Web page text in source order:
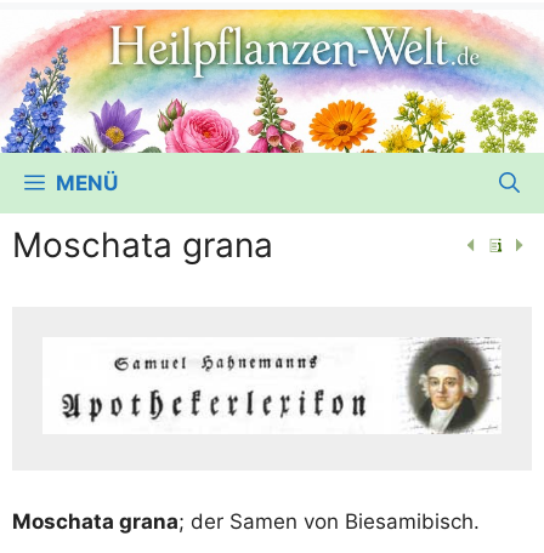
MENÜ
Moschata grana
Moschata gra­na; der Samen von Biesamibisch.